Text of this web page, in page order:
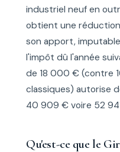
industriel neuf en
obtient une réduction
son apport,
l'impôt dû l'année
de 18 000 € (contre
classiques) autorise
40 909 € voire 52
Qu'est-ce que le